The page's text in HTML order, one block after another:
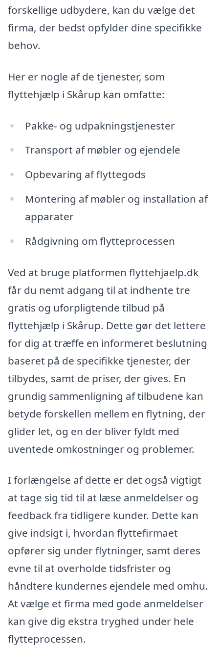
forskellige udbydere, kan du vælge det
firma, der bedst opfylder dine specifikke
behov.
Her er nogle af de tjenester, som
flyttehjælp i Skårup kan omfatte:
Pakke- og udpakningstjenester
Transport af møbler og ejendele
Opbevaring af flyttegods
Montering af møbler og installation af
apparater
Rådgivning om flytteprocessen
Ved at bruge platformen flyttehjaelp.dk
får du nemt adgang til at indhente tre
gratis og uforpligtende tilbud på
flyttehjælp i Skårup. Dette gør det lettere
for dig at træffe en informeret beslutning
baseret på de specifikke tjenester, der
tilbydes, samt de priser, der gives. En
grundig sammenligning af tilbudene kan
betyde forskellen mellem en flytning, der
glider let, og en der bliver fyldt med
uventede omkostninger og problemer.
I forlængelse af dette er det også vigtigt
at tage sig tid til at læse anmeldelser og
feedback fra tidligere kunder. Dette kan
give indsigt i, hvordan flyttefirmaet
opfører sig under flytninger, samt deres
evne til at overholde tidsfrister og
håndtere kundernes ejendele med omhu.
At vælge et firma med gode anmeldelser
kan give dig ekstra tryghed under hele
flytteprocessen.